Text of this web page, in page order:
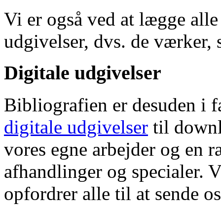
Vi er også ved at lægge
udgivelser, dvs. de værker,
Digitale udgivelser
Bibliografien er desuden i
digitale udgivelser til
vores egne arbejder og en
afhandlinger og specialer.
opfordrer alle til at sende